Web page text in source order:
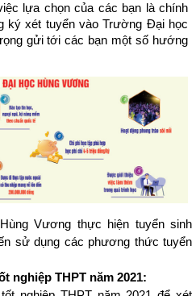
lựa chọn của các bạn là chính
ký xét tuyển vào Trường Đại học
gửi tới các bạn một số hướng
Vương thực hiện tuyển sinh
sử dụng các phương thức tuyển
nghiệp THPT năm 2021: